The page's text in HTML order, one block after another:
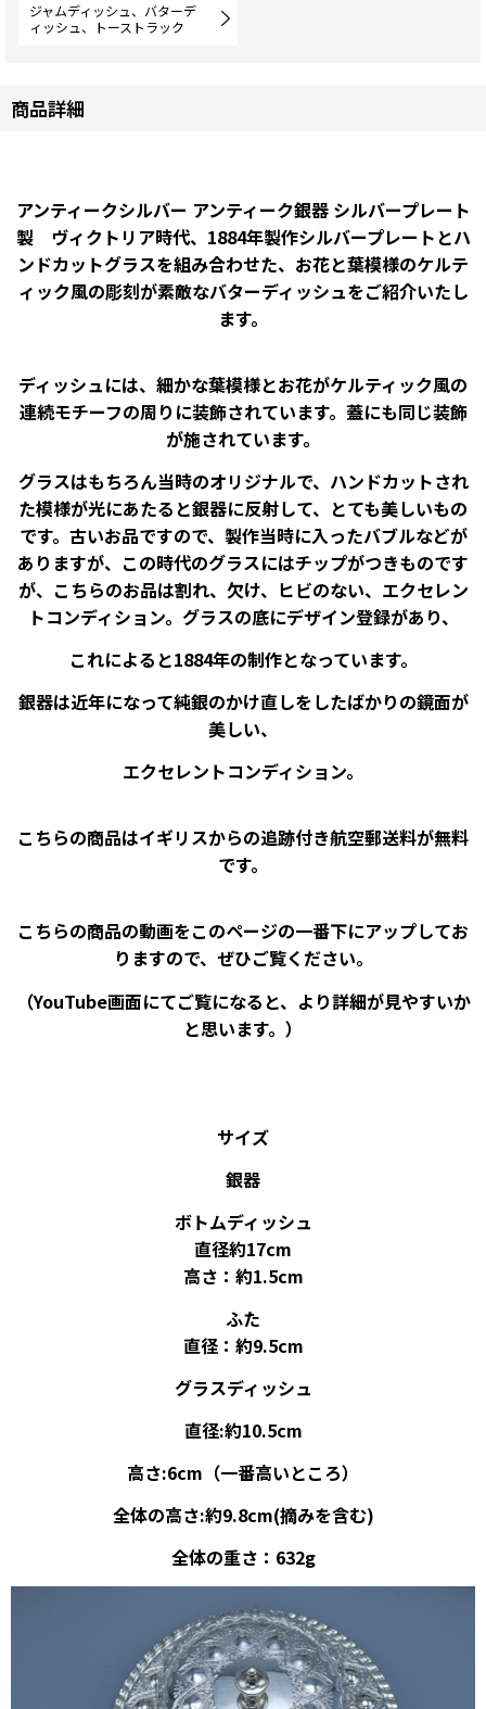
ジャムディッシュ、バターデ
ィッシュ、トーストラック
商品詳細
アンティークシルバー アンティーク銀器 シルバープレート
製 ヴィクトリア時代、1884年製作シルバープレートとハ
ンドカットグラスを組み合わせた、お花と葉模様のケルテ
ィック風の彫刻が素敵なバターディッシュをご紹介いたし
ます。
ディッシュには、細かな葉模様とお花がケルティック風の
連続モチーフの周りに装飾されています。蓋にも同じ装飾
が施されています。
グラスはもちろん当時のオリジナルで、ハンドカットされ
た模様が光にあたると銀器に反射して、とても美しいもの
です。古いお品ですので、製作当時に入ったバブルなどが
ありますが、この時代のグラスにはチップがつきものです
が、こちらのお品は割れ、欠け、ヒビのない、エクセレン
トコンディション。グラスの底にデザイン登録があり、
これによると1884年の制作となっています。
銀器は近年になって純銀のかけ直しをしたばかりの鏡面が
美しい、
エクセレントコンディション。
こちらの商品はイギリスからの追跡付き航空郵送料が無料
です。
こちらの商品の動画をこのページの一番下にアップしてお
りますので、ぜひご覧ください。
（YouTube画面にてご覧になると、より詳細が見やすいか
と思います。）
サイズ
銀器
ボトムディッシュ
直径約17cm
高さ：約1.5cm
ふた
直径：約9.5cm
グラスディッシュ
直径:約10.5cm
高さ:6cm（一番高いところ）
全体の高さ:約9.8cm(摘みを含む)
全体の重さ：632g